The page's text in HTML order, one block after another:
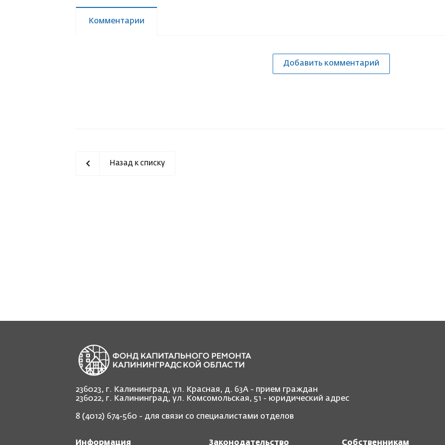
Комментарии
Добавить комментарий
Назад к списку
236023, г. Калининград, ул. Красная, д. 63А - прием граждан
236022, г. Калининград, ул. Комсомольская, 51 - юридический адрес
8 (4012) 674-560 - для связи со специалистами отделов
Информация Законодательство Собственникам